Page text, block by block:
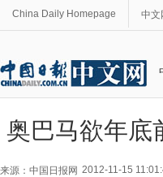
China Daily Homepage 中文
奥巴马欲年底
来源：中国日报网 2012-11-15